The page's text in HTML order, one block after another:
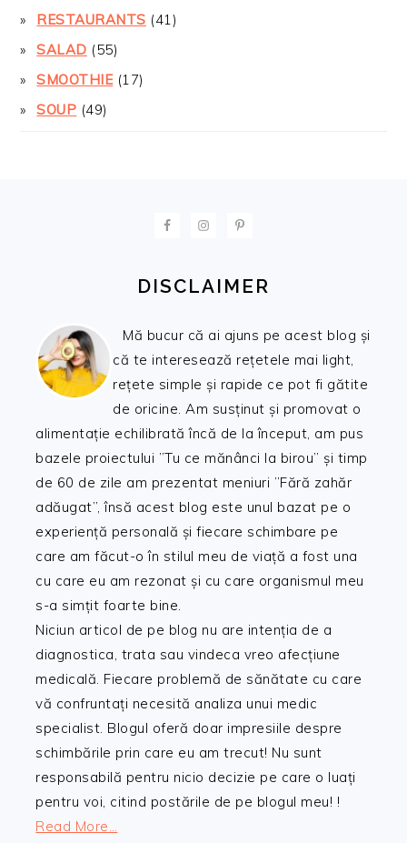
RESTAURANTS (41)
SALAD (55)
SMOOTHIE(17)
SOUP (49)
DISCLAIMER
Mă bucur că ai ajuns pe acest blog și
că te interesează rețetele mai light,
rețete simple și rapide ce pot fi gătite
de oricine. Am susținut și promovat o
alimentație echilibrată încă de la început, am pus
bazele proiectului ”Tu ce mănânci la birou” și timp
de 60 de zile am prezentat meniuri ”Fără zahăr
adăugat”, însă acest blog este unul bazat pe o
experiență personală și fiecare schimbare pe
care am făcut-o în stilul meu de viață a fost una
cu care eu am rezonat și cu care organismul meu
s-a simțit foarte bine.
Niciun articol de pe blog nu are intenția de a
diagnostica, trata sau vindeca vreo afecțiune
medicală. Fiecare problemă de sănătate cu care
vă confruntați necesită analiza unui medic
specialist. Blogul oferă doar impresiile despre
schimbările prin care eu am trecut! Nu sunt
responsabilă pentru nicio decizie pe care o luați
pentru voi, citind postările de pe blogul meu! !
Read More…